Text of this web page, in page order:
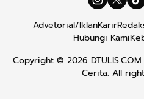
Advetorial/IklanKarir
Hubungi Kami
Copyright © 2026 DTULIS.COM
Cerita. All